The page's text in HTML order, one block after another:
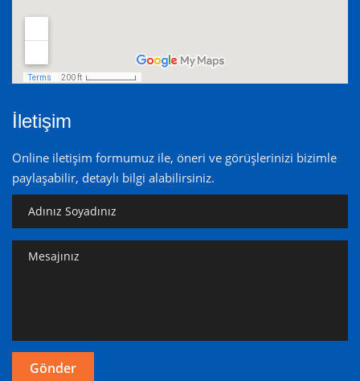
İletişim
Online iletişim formumuz ile, öneri ve görüşlerinizi bizimle
paylaşabilir, detaylı bilgi alabilirsiniz.